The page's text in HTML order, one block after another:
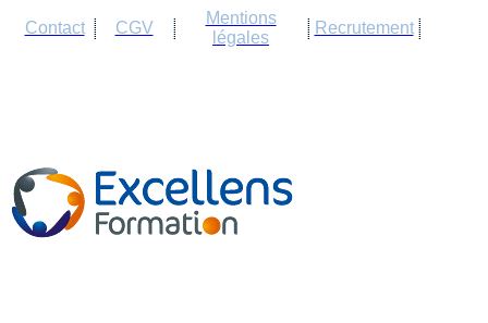
Contact CGV
Mentions
légales
Recrutement